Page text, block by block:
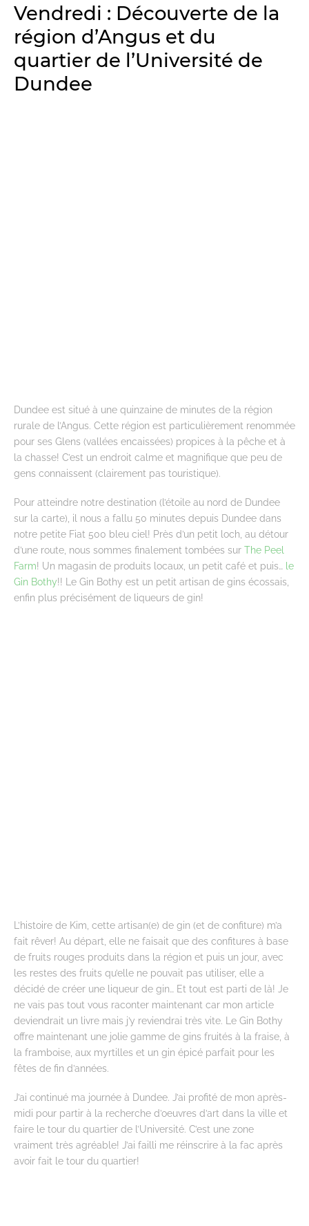
Vendredi : Découverte de la
région d’Angus et du
quartier de l’Université de
Dundee
Dundee est situé à une quinzaine de minutes de la région
rurale de l’Angus. Cette région est particulièrement renommée
pour ses Glens (vallées encaissées) propices à la pêche et à
la chasse! C’est un endroit calme et magnifique que peu de
gens connaissent (clairement pas touristique).
Pour atteindre notre destination (l’étoile au nord de Dundee
sur la carte), il nous a fallu 50 minutes depuis Dundee dans
notre petite Fiat 500 bleu ciel! Près d’un petit loch, au détour
d’une route, nous sommes finalement tombées sur The Peel
Farm! Un magasin de produits locaux, un petit café et puis… le
Gin Bothy!! Le Gin Bothy est un petit artisan de gins écossais,
enfin plus précisément de liqueurs de gin!
L’histoire de Kim, cette artisan(e) de gin (et de confiture) m’a
fait rêver! Au départ, elle ne faisait que des confitures à base
de fruits rouges produits dans la région et puis un jour, avec
les restes des fruits qu’elle ne pouvait pas utiliser, elle a
décidé de créer une liqueur de gin… Et tout est parti de là! Je
ne vais pas tout vous raconter maintenant car mon article
deviendrait un livre mais j’y reviendrai très vite. Le Gin Bothy
offre maintenant une jolie gamme de gins fruités à la fraise, à
la framboise, aux myrtilles et un gin épicé parfait pour les
fêtes de fin d’années.
J’ai continué ma journée à Dundee. J’ai profité de mon après-
midi pour partir à la recherche d’oeuvres d’art dans la ville et
faire le tour du quartier de l’Université. C’est une zone
vraiment très agréable! J’ai failli me réinscrire à la fac après
avoir fait le tour du quartier!